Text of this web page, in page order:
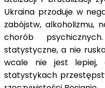
Ukraina przoduje w
zabójstw, alkoholizmu,
chorób
statystyczne, a nie
wcale nie jest
statystykach